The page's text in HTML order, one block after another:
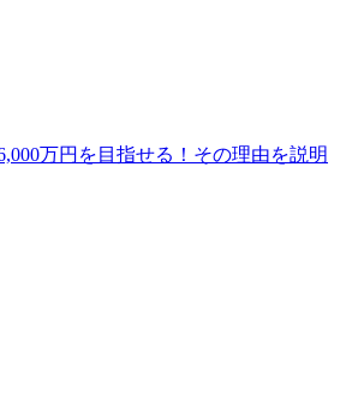
万円を目指せる！その理由を説明